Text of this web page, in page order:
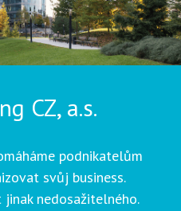
CZ, a.s.
podnikatelům
svůj business.
nedosažitelného.